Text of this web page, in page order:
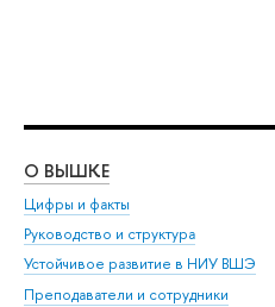
О ВЫШКЕ
Цифры и факты
Руководство и структура
Устойчивое развитие в НИУ ВШЭ
Преподаватели и сотрудники